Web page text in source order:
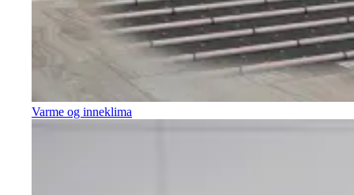
Varme og inneklima